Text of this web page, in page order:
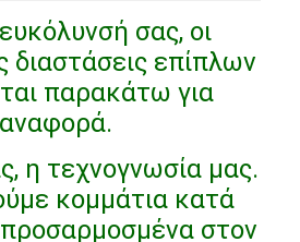
σας, οι
διαστάσεις επίπλων
παρακάτω για
αναφορά.
η τεχνογνωσία μας.
κομμάτια κατά
στον